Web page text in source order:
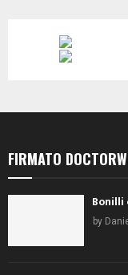
FIRMATO
Bonilli
by